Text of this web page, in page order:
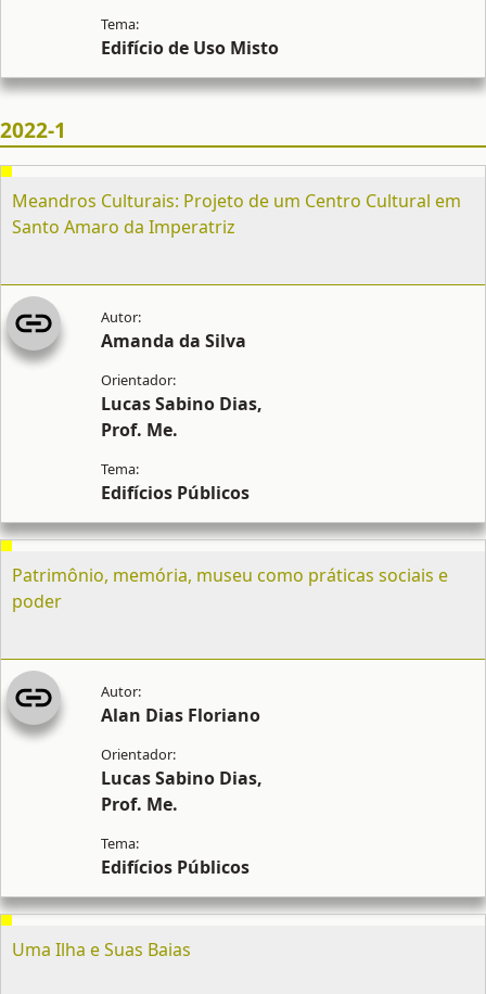
Edifício de Uso Misto
2022-1
Meandros Culturais: Projeto de um Centro Cultural em
Santo Amaro da Imperatriz
Amanda da Silva
Lucas Sabino Dias,
Prof. Me.
Edifícios Públicos
Patrimônio, memória, museu como práticas sociais e
poder
Alan Dias Floriano
Lucas Sabino Dias,
Prof. Me.
Edifícios Públicos
Uma Ilha e Suas Baias